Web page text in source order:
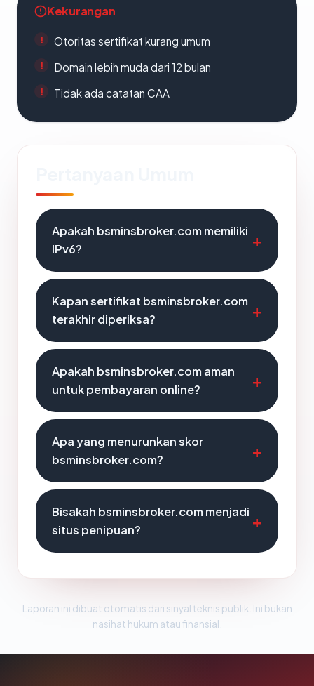
Kekurangan
Otoritas sertifikat kurang umum
Domain lebih muda dari 12 bulan
Tidak ada catatan CAA
Apakah bsminsbroker.com memiliki
IPv6?
Kapan sertifikat bsminsbroker.com
terakhir diperiksa?
Apakah bsminsbroker.com aman
untuk pembayaran online?
Apa yang menurunkan skor
bsminsbroker.com?
Bisakah bsminsbroker.com menjadi
situs penipuan?
Laporan ini dibuat otomatis dari sinyal teknis publik. Ini bukan
nasihat hukum atau finansial.